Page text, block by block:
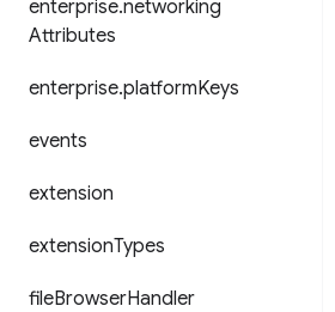
enterprise.networking
Attributes
enterprise.platformKeys
events
extension
extensionTypes
fileBrowserHandler